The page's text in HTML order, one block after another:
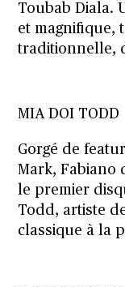
Toubab Diala.
et magnifique,
traditionnelle,
MIA DOI TODD
Gorgé de
Mark, Fabiano
le premier
Todd, artiste
classique à la